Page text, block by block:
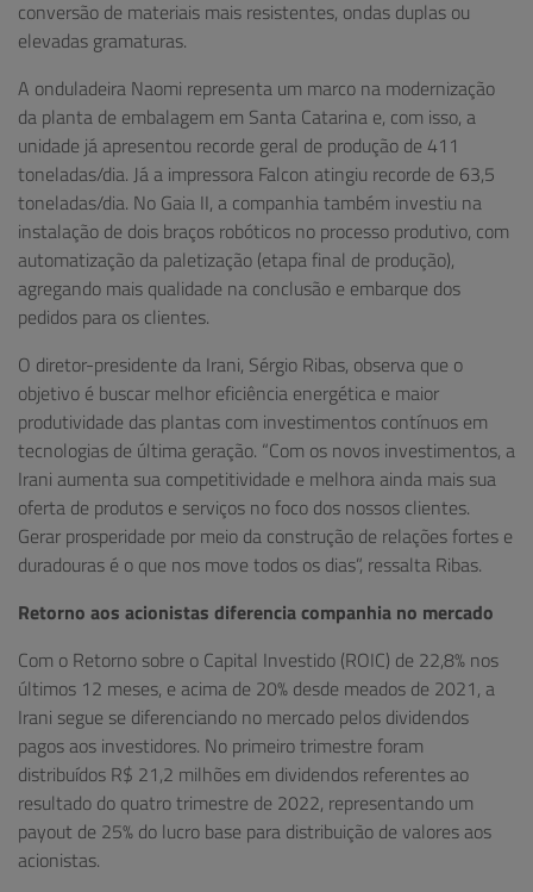
conversão de materiais mais resistentes, ondas duplas ou
elevadas gramaturas.
A onduladeira Naomi representa um marco na modernização
da planta de embalagem em Santa Catarina e, com isso, a
unidade já apresentou recorde geral de produção de 411
toneladas/dia. Já a impressora Falcon atingiu recorde de 63,5
toneladas/dia. No Gaia II, a companhia também investiu na
instalação de dois braços robóticos no processo produtivo, com
automatização da paletização (etapa final de produção),
agregando mais qualidade na conclusão e embarque dos
pedidos para os clientes.
O diretor-presidente da Irani, Sérgio Ribas, observa que o
objetivo é buscar melhor eficiência energética e maior
produtividade das plantas com investimentos contínuos em
tecnologias de última geração. “Com os novos investimentos, a
Irani aumenta sua competitividade e melhora ainda mais sua
oferta de produtos e serviços no foco dos nossos clientes.
Gerar prosperidade por meio da construção de relações fortes e
duradouras é o que nos move todos os dias”, ressalta Ribas.
Retorno aos acionistas diferencia companhia no mercado
Com o Retorno sobre o Capital Investido (ROIC) de 22,8% nos
últimos 12 meses, e acima de 20% desde meados de 2021, a
Irani segue se diferenciando no mercado pelos dividendos
pagos aos investidores. No primeiro trimestre foram
distribuídos R$ 21,2 milhões em dividendos referentes ao
resultado do quatro trimestre de 2022, representando um
payout de 25% do lucro base para distribuição de valores aos
acionistas.